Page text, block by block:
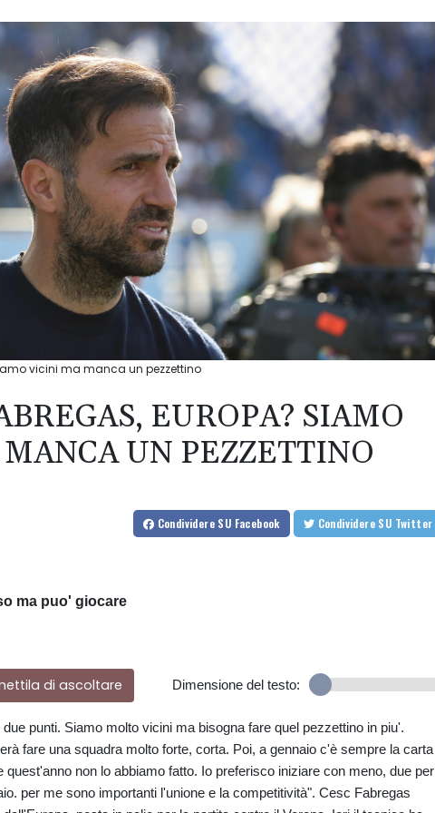
vicini ma manca un pezzettino
EUROPA? SIAMO
UN PEZZETTINO
Condividere SU Facebook Condividere SU Twitter
ma puo' giocare
di ascoltare Dimensione del testo:
punti. Siamo molto vicini ma bisogna fare quel pezzettino in piu'.
fare una squadra molto forte, corta. Poi, a gennaio c'è sempre la carta
quest'anno non lo abbiamo fatto. Io preferisco iniziare con meno, due per
per me sono importanti l'unione e la competitività". Cesc Fabregas